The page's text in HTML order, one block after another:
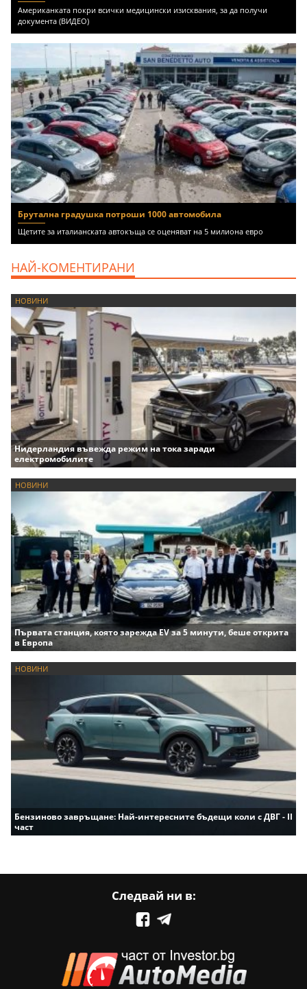
Американката покри всички медицински изисквания, за да получи
документа (ВИДЕО)
Брутална градушка потроши 1000 автомобила
Щетите за италианската автокъща се оценяват на 5 милиона евро
НАЙ-КОМЕНТИРАНИ
НОВИНИ
Нидерландия въвежда режим на тока заради
електромобилите
НОВИНИ
Първата станция, която зарежда EV за 5 минути, беше открита
в Европа
НОВИНИ
Бензиново завръщане: Най-интересните бъдещи коли с ДВГ - II
част
Следвай ни в: